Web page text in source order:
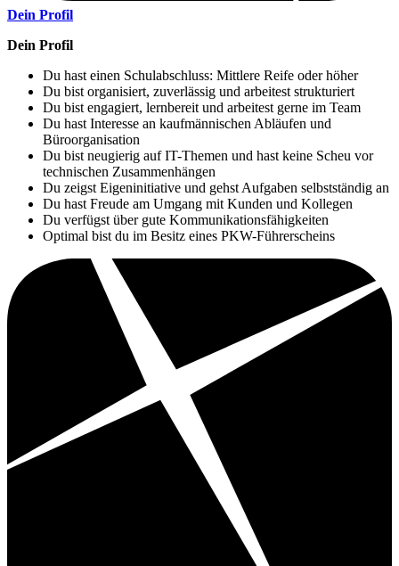
Dein Profil
Dein Profil
Du hast einen Schulabschluss: Mittlere Reife oder höher
Du bist organisiert, zuverlässig und arbeitest strukturiert
Du bist engagiert, lernbereit und arbeitest gerne im Team
Du hast Interesse an kaufmännischen Abläufen und
Büroorganisation
Du bist neugierig auf IT-Themen und hast keine Scheu vor
technischen Zusammenhängen
Du zeigst Eigeninitiative und gehst Aufgaben selbstständig an
Du hast Freude am Umgang mit Kunden und Kollegen
Du verfügst über gute Kommunikationsfähigkeiten
Optimal bist du im Besitz eines PKW-Führerscheins